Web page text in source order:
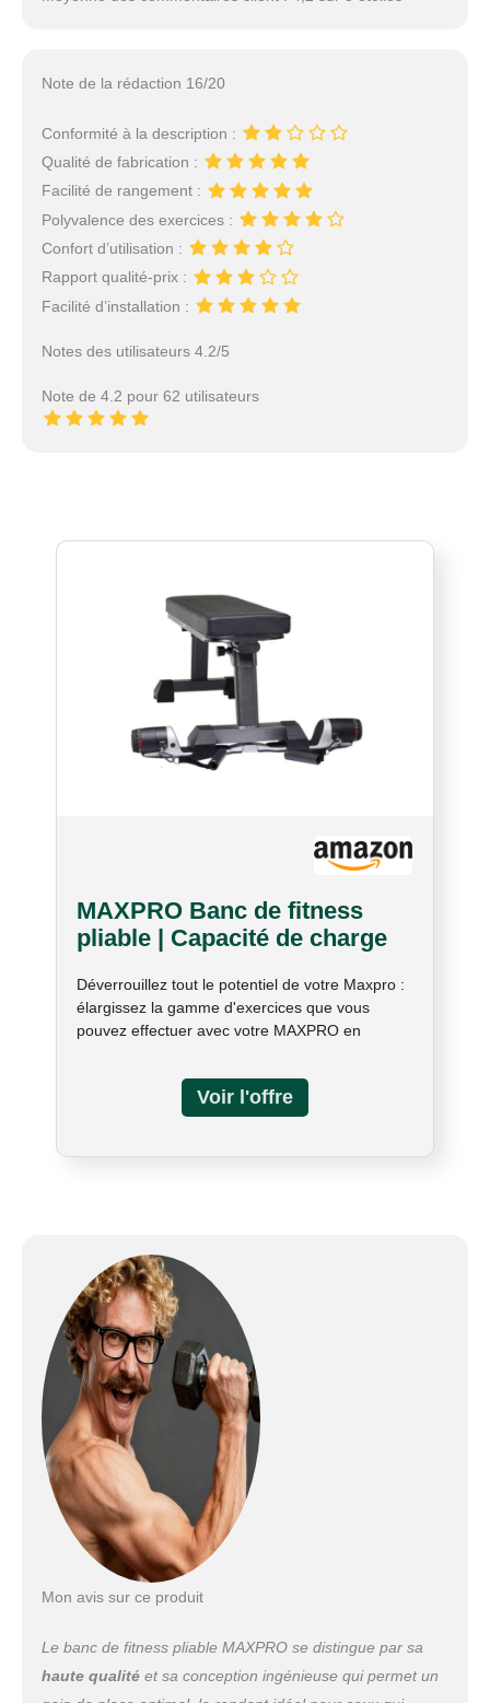
Note de la rédaction 16/20
Conformité à la description :
Qualité de fabrication :
Facilité de rangement :
Polyvalence des exercices :
Confort d’utilisation :
Rapport qualité-prix :
Facilité d’installation :
Notes des utilisateurs 4.2/5
Note de 4.2 pour 62 utilisateurs
MAXPRO Banc de fitness
pliable | Capacité de charge
SmartConnect Cable Home
Gym vendu séparément
Déverrouillez tout le potentiel de votre Maxpro :
élargissez la gamme d'exercices que vous
pouvez effectuer avec votre MAXPRO en
Des développés couchés et des step-ups aux
rangées et aux tractions lat, ce banc améliore
les capacités de votre équipement
fermement la MAXPRO en place, soulage la
pression et assure un soutien stable pendant
divers exercices. Ses pieds pliables permettent
un rangement sans effort, ce qui le rend parfait
pour les petits espaces et les salles de sport à
domicile. Facile à transporter : fabriqué en
aluminium de qualité aérospatiale, ce banc est à
la fois solide et léger, idéal pour les
entraînements à la maison ou à l'extérieur. Le
dessus confortable en cuir vinyle offre une
surface facile à nettoyer, tandis que le banc est
livré entièrement assemblé, prêt à être utilisé
immédiatement.
Mon avis sur ce produit
Le banc de fitness pliable MAXPRO se distingue par sa
haute qualitéet sa conception ingénieuse qui permet un